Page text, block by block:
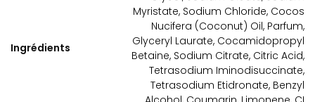
Ingrédients
Myristate, Sodium Chloride, Cocos
Nucifera (Coconut) Oil, Parfum,
Glyceryl Laurate, Cocamidopropyl
Betaine, Sodium Citrate, Citric Acid,
Tetrasodium Iminodisuccinate,
Tetrasodium Etidronate, Benzyl